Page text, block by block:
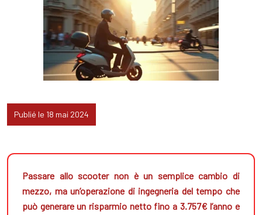
Publié le 18 mai 2024
Passare allo scooter non è un semplice cambio di
mezzo, ma un’operazione di ingegneria del tempo che
può generare un risparmio netto fino a 3.757€ l’anno e